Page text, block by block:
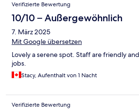
Verifizierte Bewertung
10/10 – Außergewöhnlich
7. März 2025
Mit Google übersetzen
Lovely a serene spot. Staff are friendly
jobs.
Stacy, Aufenthalt von 1 Nacht
Verifizierte Bewertung